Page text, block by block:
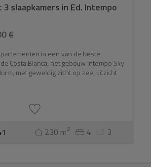
slaapkamers in Ed. Intempo
€
in een van de beste
Costa Blanca, het gebouw Intempo Sky
met geweldig zicht op zee, uitzicht
230 m2 4 3